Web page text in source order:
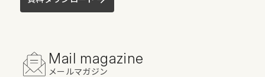
Mail magazine
メールマガジン